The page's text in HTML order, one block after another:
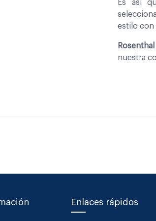
Es asi
estilo con
nuestra
Enlaces rápidos